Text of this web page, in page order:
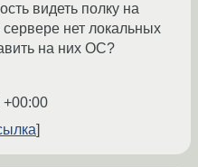
видеть полку на
нет локальных
на них ОС?
+00:00